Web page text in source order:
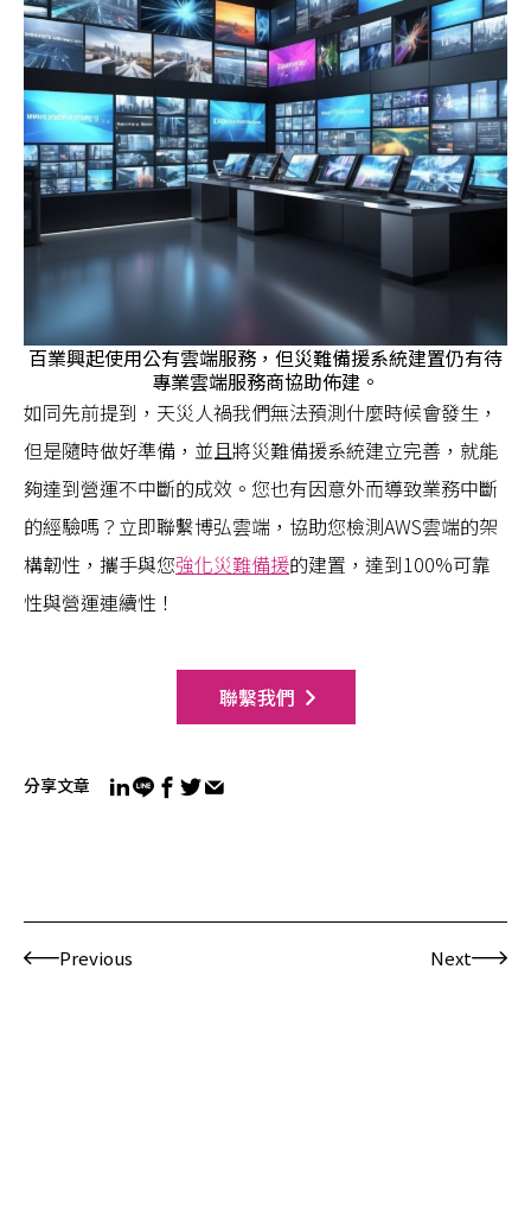
百業興起使用公有雲端服務，但災難備援系統建置仍有待
專業雲端服務商協助佈建。
如同先前提到，天災人禍我們無法預測什麼時候會發生，
但是隨時做好準備，並且將災難備援系統建立完善，就能
夠達到營運不中斷的成效。您也有因意外而導致業務中斷
的經驗嗎？立即聯繫博弘雲端，協助您檢測AWS雲端的架
構韌性，攜手與您強化災難備援的建置，達到100%可靠
性與營運連續性！
聯繫我們
分享文章
Previous Next